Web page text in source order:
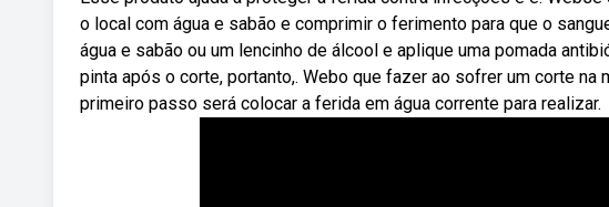
o local com água e sabão e comprimir o ferimento para que o
água e sabão ou um lencinho de álcool e aplique uma pomada
pinta após o corte, portanto,. Webo que fazer ao sofrer um corte na
primeiro passo será colocar a ferida em água corrente para realizar.